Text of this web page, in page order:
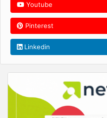
Youtube
Pinterest
Linkedin